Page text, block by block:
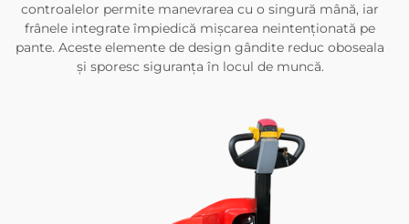
controalelor permite manevrarea cu o singură mână, iar
frânele integrate împiedică mișcarea neintenționată pe
pante. Aceste elemente de design gândite reduc oboseala
și sporesc siguranța în locul de muncă.